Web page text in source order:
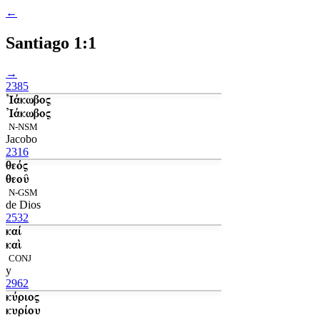
←
Santiago 1:1
→
2385
Ἰάκωβος
Ἰάκωβος
N-NSM
Jacobo
2316
θεός
θεοῦ
N-GSM
de Dios
2532
καί
καὶ
CONJ
y
2962
κύριος
κυρίου